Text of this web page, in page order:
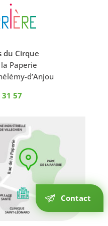
du Cirque
Paperie
d’Anjou
57
Contact